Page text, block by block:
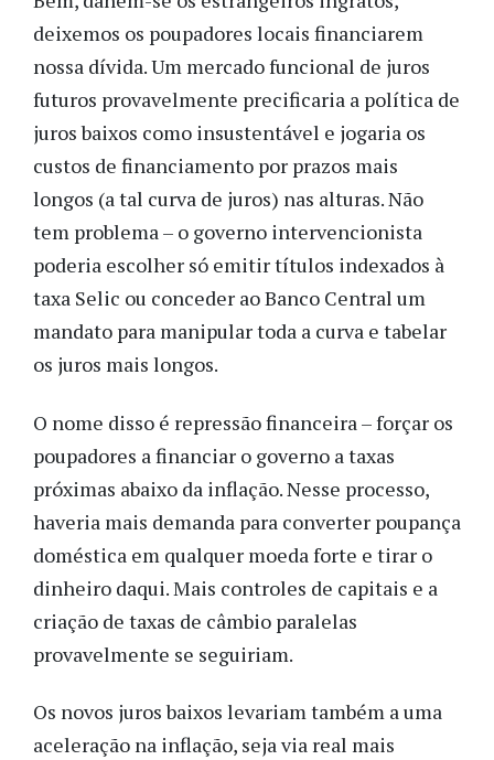
deixemos os poupadores locais financiarem
nossa dívida. Um mercado funcional de juros
futuros provavelmente precificaria a política de
juros baixos como insustentável e jogaria os
custos de financiamento por prazos mais
longos (a tal curva de juros) nas alturas. Não
tem problema – o governo intervencionista
poderia escolher só emitir títulos indexados à
taxa Selic ou conceder ao Banco Central um
mandato para manipular toda a curva e tabelar
os juros mais longos.
O nome disso é repressão financeira – forçar os
poupadores a financiar o governo a taxas
próximas abaixo da inflação. Nesse processo,
haveria mais demanda para converter poupança
doméstica em qualquer moeda forte e tirar o
dinheiro daqui. Mais controles de capitais e a
criação de taxas de câmbio paralelas
provavelmente se seguiriam.
Os novos juros baixos levariam também a uma
aceleração na inflação, seja via real mais